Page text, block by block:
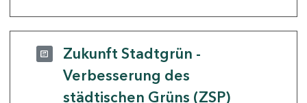
Zukunft Stadtgrün -
Verbesserung des
städtischen Grüns (ZSP)